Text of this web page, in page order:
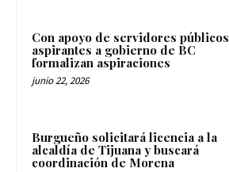
Con apoyo de servidores públicos
aspirantes a gobierno de BC
formalizan aspiraciones
junio 22, 2026
Burgueño solicitará licencia a la
alcaldía de Tijuana y buscará
coordinación de Morena